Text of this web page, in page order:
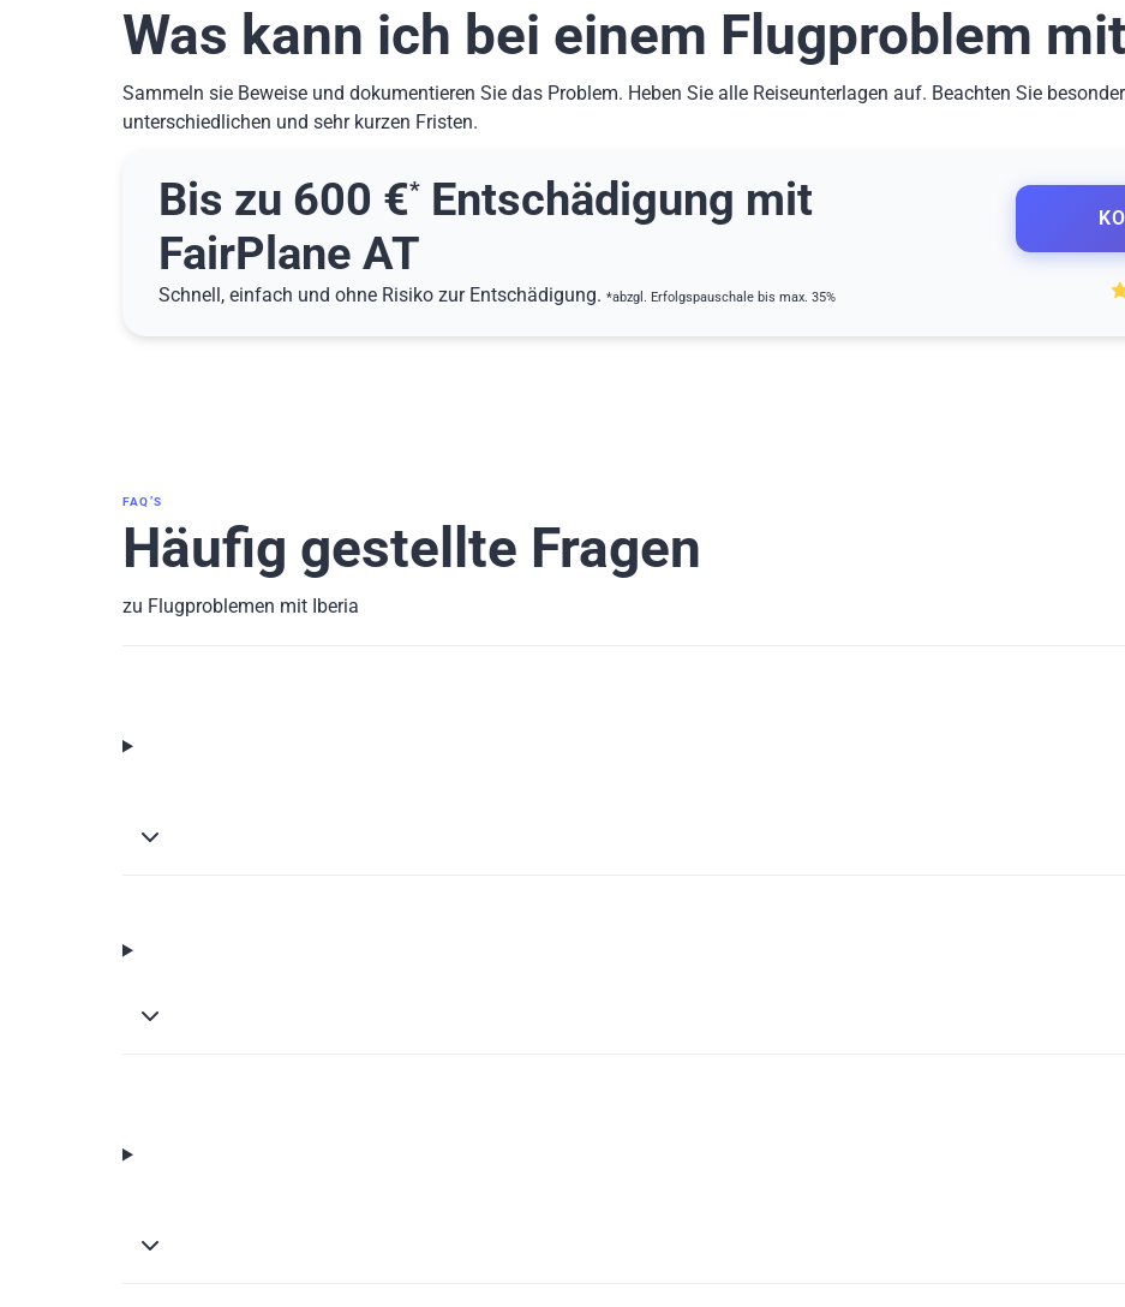
Was kann ich bei einem Flugproblem
Sammeln sie Beweise und dokumentieren Sie das Problem. Heben Sie alle Reiseunterlagen auf. Beachten Sie
unterschiedlichen und sehr kurzen Fristen.
Bis zu 600 €* Entschädigung mit
FairPlane AT
Schnell, einfach und ohne Risiko zur Entschädigung. *abzgl. Erfolgspauschale bis max. 35%
FAQ’S
Häufig gestellte Fragen
zu Flugproblemen mit Iberia